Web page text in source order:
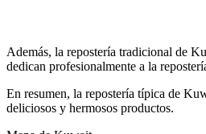
Además, la repostería tradicional de
dedican profesionalmente a la
En resumen, la repostería típica de
deliciosos y hermosos productos.